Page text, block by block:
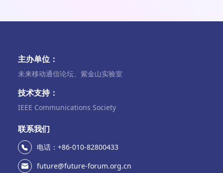
主办单位：
未来移动通信论坛、紫金山实验室
技术支持：
IEEE Communications Society
联系我们
电话：+86-010-82800433
future@future-forum.org.cn